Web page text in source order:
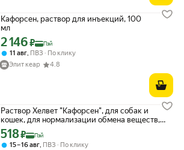
Кафорсен, раствор для инъекций, 100
мл
Цена с картой Яндекс Пэй 2146 ₽ вместо
2 146₽ Пэй
11 авг, ПВЗ
По клику
Элит кеар
4.8
Раствор Хелвет "Кафорсен", для собак и
кошек, для нормализации обмена веществ,
20 мл
Цена с картой Яндекс Пэй 518 ₽ вместо
518₽ Пэй
15 – 16 авг ПВЗ
По клику